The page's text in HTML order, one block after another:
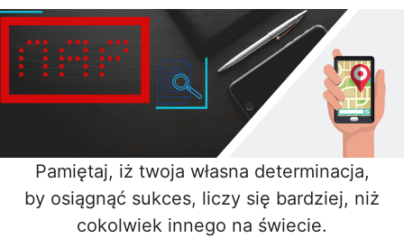
Pamiętaj, iż twoja własna determinacja,
by osiągnąć sukces, liczy się bardziej, niż
cokolwiek innego na świecie.